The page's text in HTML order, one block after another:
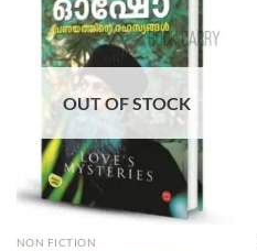
OUT OF STOCK
NON FICTION